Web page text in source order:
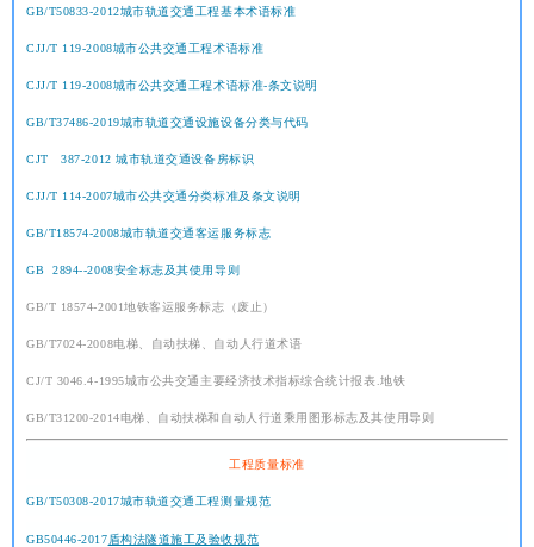
GB/T50833-2012城市轨道交通工程基本术语标准
CJJ/T 119-2008城市公共交通工程术语标准
CJJ/T 119-2008城市公共交通工程术语标准-条文说明
GB/T37486-2019城市轨道交通设施设备分类与代码
CJT 387-2012 城市轨道交通设备房标识
CJJ/T 114-2007城市公共交通分类标准及条文说明
GB/T18574-2008城市轨道交通客运服务标志
GB 2894--2008安全标志及其使用导则
GB/T 18574-2001地铁客运服务标志（废止）
GB/T7024-2008电梯、自动扶梯、自动人行道术语
CJ/T 3046.4-1995城市公共交通主要经济技术指标综合统计报表.地铁
GB/T31200-2014电梯、自动扶梯和自动人行道乘用图形标志及其使用导则
工程质量标准
GB/T50308-2017城市轨道交通工程测量规范
GB50446-2017盾构法隧道施工及验收规范